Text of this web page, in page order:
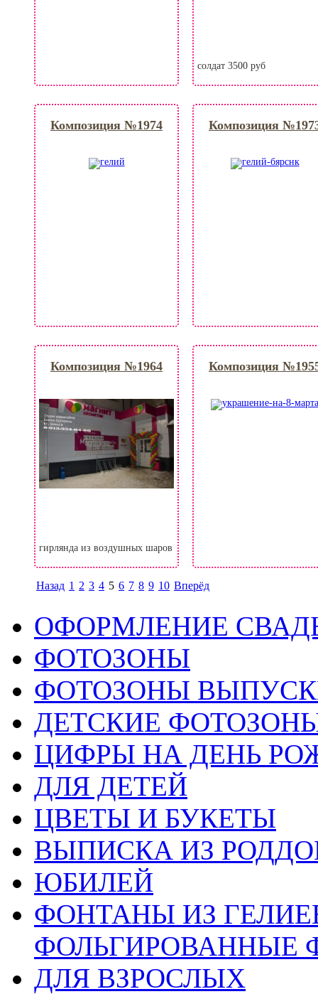
солдат 3500 руб
Композиция №1974 Композиция
Композиция №1964
гирлянда из воздушных шаров
Композиция
Назад 1 2 3 4 5 6 7 8 9 10 Вперёд
ОФОРМЛЕНИЕ
ФОТОЗОНЫ
ФОТОЗОНЫ
ДЕТСКИЕ
ЦИФРЫ НА ДЕНЬ
ДЛЯ ДЕТЕЙ
ЦВЕТЫ И БУКЕТЫ
ВЫПИСКА ИЗ
ЮБИЛЕЙ
ФОНТАНЫ ИЗ
ФОЛЬГИРОВАННЫЕ
ДЛЯ ВЗРОСЛЫХ